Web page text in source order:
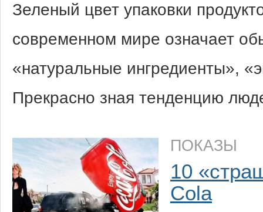
Зеленый цвет упаковки
современном мире означает
«натуральные ингредиенты»,
Прекрасно зная тенденцию
ПОКАЗЫ
10
Cola